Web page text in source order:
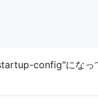
config"にな